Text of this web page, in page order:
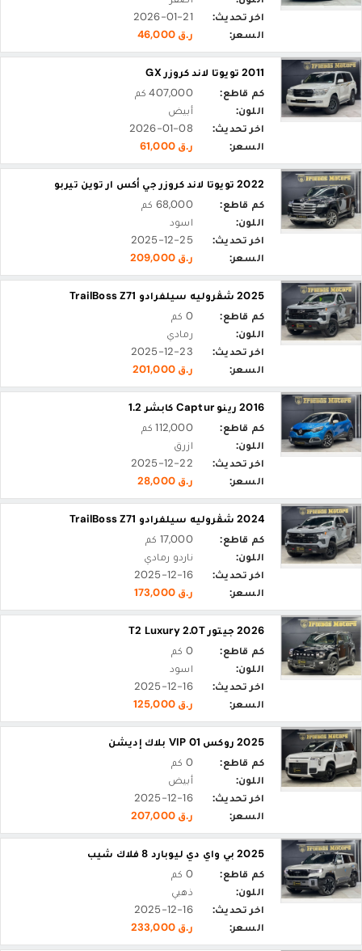
اخر تحديث:
2026-01-21
السعر:
ر.ق 46,000
2011 تويوتا لاند كروزر GX
كم قاطع:
407,000 كم
اللون:
أبيض
اخر تحديث:
2026-01-08
السعر:
ر.ق 61,000
2022 تويوتا لاند كروزر جي أكس ار توين تيربو
كم قاطع:
68,000 كم
اللون:
اسود
اخر تحديث:
2025-12-25
السعر:
ر.ق 209,000
2025 شڤروليه سيلفرادو TrailBoss Z71
كم قاطع:
0 كم
اللون:
رمادي
اخر تحديث:
2025-12-23
السعر:
ر.ق 201,000
2016 رينو Captur كابشر 1.2
كم قاطع:
112,000 كم
اللون:
ازرق
اخر تحديث:
2025-12-22
السعر:
ر.ق 28,000
2024 شڤروليه سيلفرادو TrailBoss Z71
كم قاطع:
17,000 كم
اللون:
ناردو رمادي
اخر تحديث:
2025-12-16
السعر:
ر.ق 173,000
2026 جيتور T2 Luxury 2.0T
كم قاطع:
0 كم
اللون:
اسود
اخر تحديث:
2025-12-16
السعر:
ر.ق 125,000
2025 روكس 01 VIP بلاك إديشن
كم قاطع:
0 كم
اللون:
أبيض
اخر تحديث:
2025-12-16
السعر:
ر.ق 207,000
2025 بي واي دي ليوبارد 8 فلاك شيب
كم قاطع:
0 كم
اللون:
ذهبي
اخر تحديث:
2025-12-16
السعر:
ر.ق 233,000